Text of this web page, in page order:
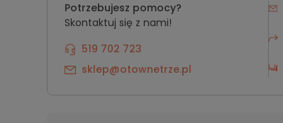
Potrzebujesz pomocy?
Skontaktuj się z nami!
519 702 723
sklep@otownetrze.pl